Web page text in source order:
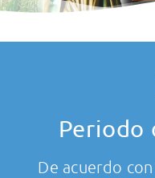
Periodo
De acuerdo